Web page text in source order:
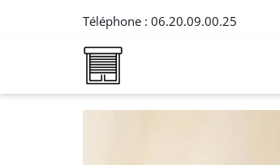
Téléphone : 06.20.09.00.25